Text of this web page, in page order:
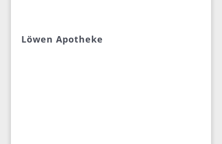
Löwen Apotheke